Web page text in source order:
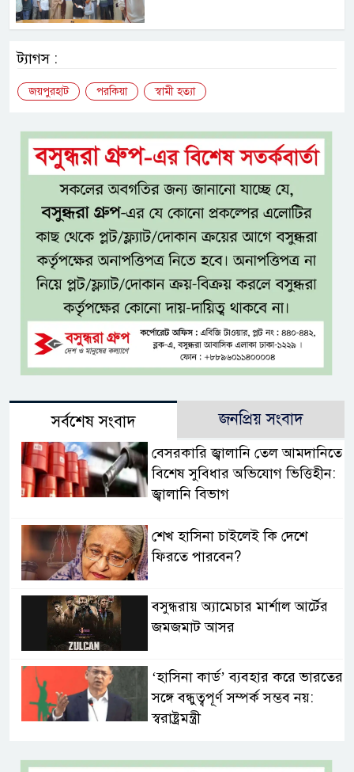
ট্যাগস :
জয়পুরহাট পরকিয়া স্বামী হত্যা
সর্বশেষ সংবাদ জনপ্রিয় সংবাদ
বেসরকারি জ্বালানি তেল আমদানিতে
বিশেষ সুবিধার অভিযোগ ভিত্তিহীন:
জ্বালানি বিভাগ
শেখ হাসিনা চাইলেই কি দেশে
ফিরতে পারবেন?
বসুন্ধরায় অ্যামেচার মার্শাল আর্টের
জমজমাট আসর
‘হাসিনা কার্ড’ ব্যবহার করে ভারতের
সঙ্গে বন্ধুত্বপূর্ণ সম্পর্ক সম্ভব নয়:
স্বরাষ্ট্রমন্ত্রী
সব বাধা পেরিয়ে বাস্তবতার নিরিখে